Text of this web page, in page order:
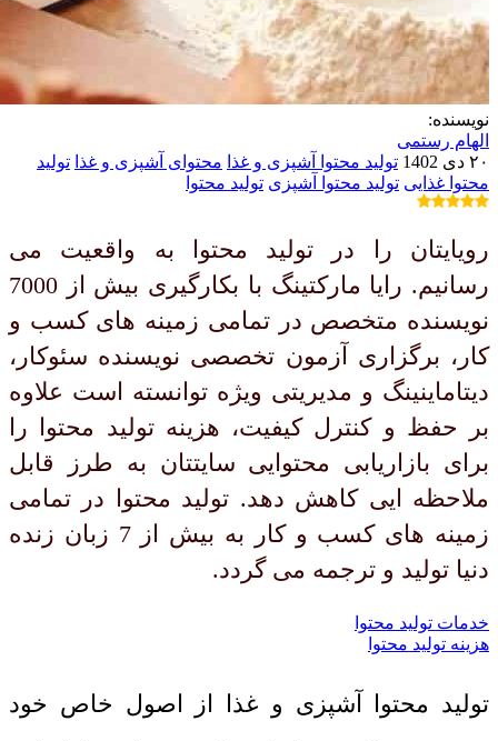
نویسنده:
الهام رستمی
۲۰ دی 1402
تولید محتوا آشپزی و غذا محتوای آشپزی و غذا تولید
محتوا غذایی تولید محتوا آشپزی تولید محتوا
رویایتان را در تولید محتوا به واقعیت می
رسانیم. رایا مارکتینگ با بکارگیری بیش از 7000
نویسنده متخصص در تمامی زمینه های کسب و
کار، برگزاری آزمون تخصصی نویسنده سئوکار،
دیتاماینینگ و مدیریتی ویژه توانسته است علاوه
بر حفظ و کنترل کیفیت، هزینه تولید محتوا را
برای بازاریابی محتوایی سایتتان به طرز قابل
ملاحظه ایی کاهش دهد. تولید محتوا در تمامی
زمینه های کسب و کار به بیش از 7 زبان زنده
دنیا تولید و ترجمه می گردد.
خدمات تولید محتوا
هزینه تولید محتوا
تولید محتوا آشپزی و غذا از اصول خاص خود